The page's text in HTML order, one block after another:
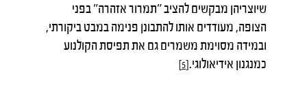
שיוצריהן מבקשים להציב "תמרור אזהרה" בפני
הצופה, מעודדים אותו להתבונן פנימה במבט ביקורתי,
ובמידה מסוימת משמרים גם את תפיסת הקולנוע
כמנגנון אידיאולוגי.[5]